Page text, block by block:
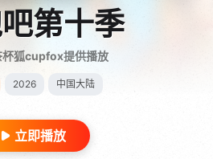
第十季
杯狐cupfox提供播放
2026 中国大陆
立即播放